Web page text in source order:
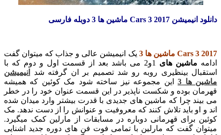
دانلود انیمیشن Cars 3 2017 ماشین ها 3 دوبله فارسی
Cars 3 2017 ماشین ها 3
یک انیمیشن عالی و جذاب که میتوان گفت
ادامه ماشین های
1و2 می باشد بعد از قسمت اول و دوم که با
استقبال بینظیری روبه رو شد تصمیم بر ان گرفته شد
انیمیشن
ماشین ها 3
این مجموعه نیز ساخته شود مک کوئین که همیشه
قهرمان بوده و شکست ناپذیر در این قسمت عنوان خود را در خطر
می بیند چرا که ماشین های جدیدی با قدرت بیشتر وارد میدان شده
اند و او باید تلاش کنند که معروفیت و عنوانش را از دست ندهد. مک
کوئین برای قهرمانی دوباره در مسابقات از مارلین کمک میگیرد.
میتوان گفت که مارلین با تمامی فوت فن های دوره جدید اشنایی